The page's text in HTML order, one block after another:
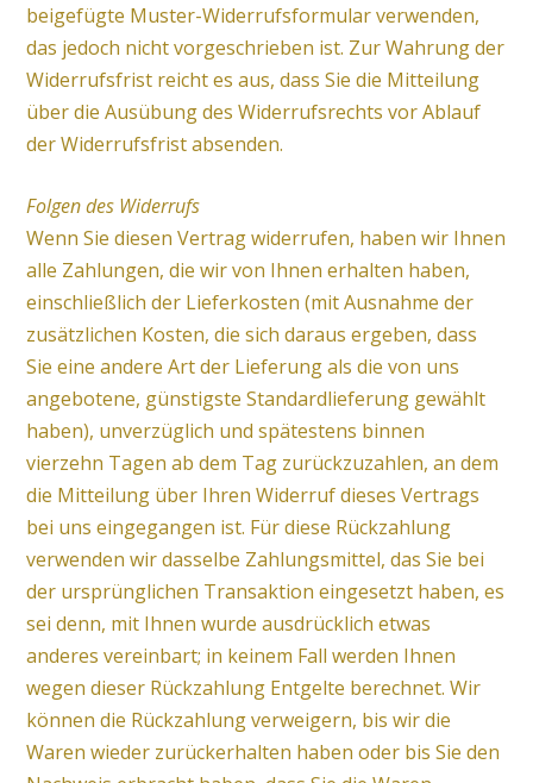
beigefügte Muster-Widerrufsformular verwenden,
das jedoch nicht vorgeschrieben ist. Zur Wahrung der
Widerrufsfrist reicht es aus, dass Sie die Mitteilung
über die Ausübung des Widerrufsrechts vor Ablauf
der Widerrufsfrist absenden.
Folgen des Widerrufs
Wenn Sie diesen Vertrag widerrufen, haben wir Ihnen
alle Zahlungen, die wir von Ihnen erhalten haben,
einschließlich der Lieferkosten (mit Ausnahme der
zusätzlichen Kosten, die sich daraus ergeben, dass
Sie eine andere Art der Lieferung als die von uns
angebotene, günstigste Standardlieferung gewählt
haben), unverzüglich und spätestens binnen
vierzehn Tagen ab dem Tag zurückzuzahlen, an dem
die Mitteilung über Ihren Widerruf dieses Vertrags
bei uns eingegangen ist. Für diese Rückzahlung
verwenden wir dasselbe Zahlungsmittel, das Sie bei
der ursprünglichen Transaktion eingesetzt haben, es
sei denn, mit Ihnen wurde ausdrücklich etwas
anderes vereinbart; in keinem Fall werden Ihnen
wegen dieser Rückzahlung Entgelte berechnet. Wir
können die Rückzahlung verweigern, bis wir die
Waren wieder zurückerhalten haben oder bis Sie den